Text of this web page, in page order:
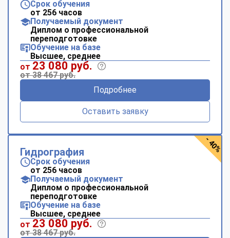
Срок обучения
от 256 часов
Получаемый документ
Диплом о профессиональной
переподготовке
Обучение на базе
Высшее, среднее
от 23 080 руб.
от 38 467 руб.
Подробнее
Оставить заявку
Гидрография
Срок обучения
от 256 часов
Получаемый документ
Диплом о профессиональной
переподготовке
Обучение на базе
Высшее, среднее
от 23 080 руб.
от 38 467 руб.
- 40%